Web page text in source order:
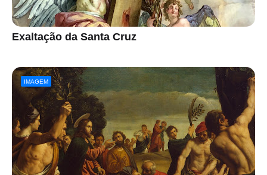
Exaltação da Santa Cruz
IMAGEM